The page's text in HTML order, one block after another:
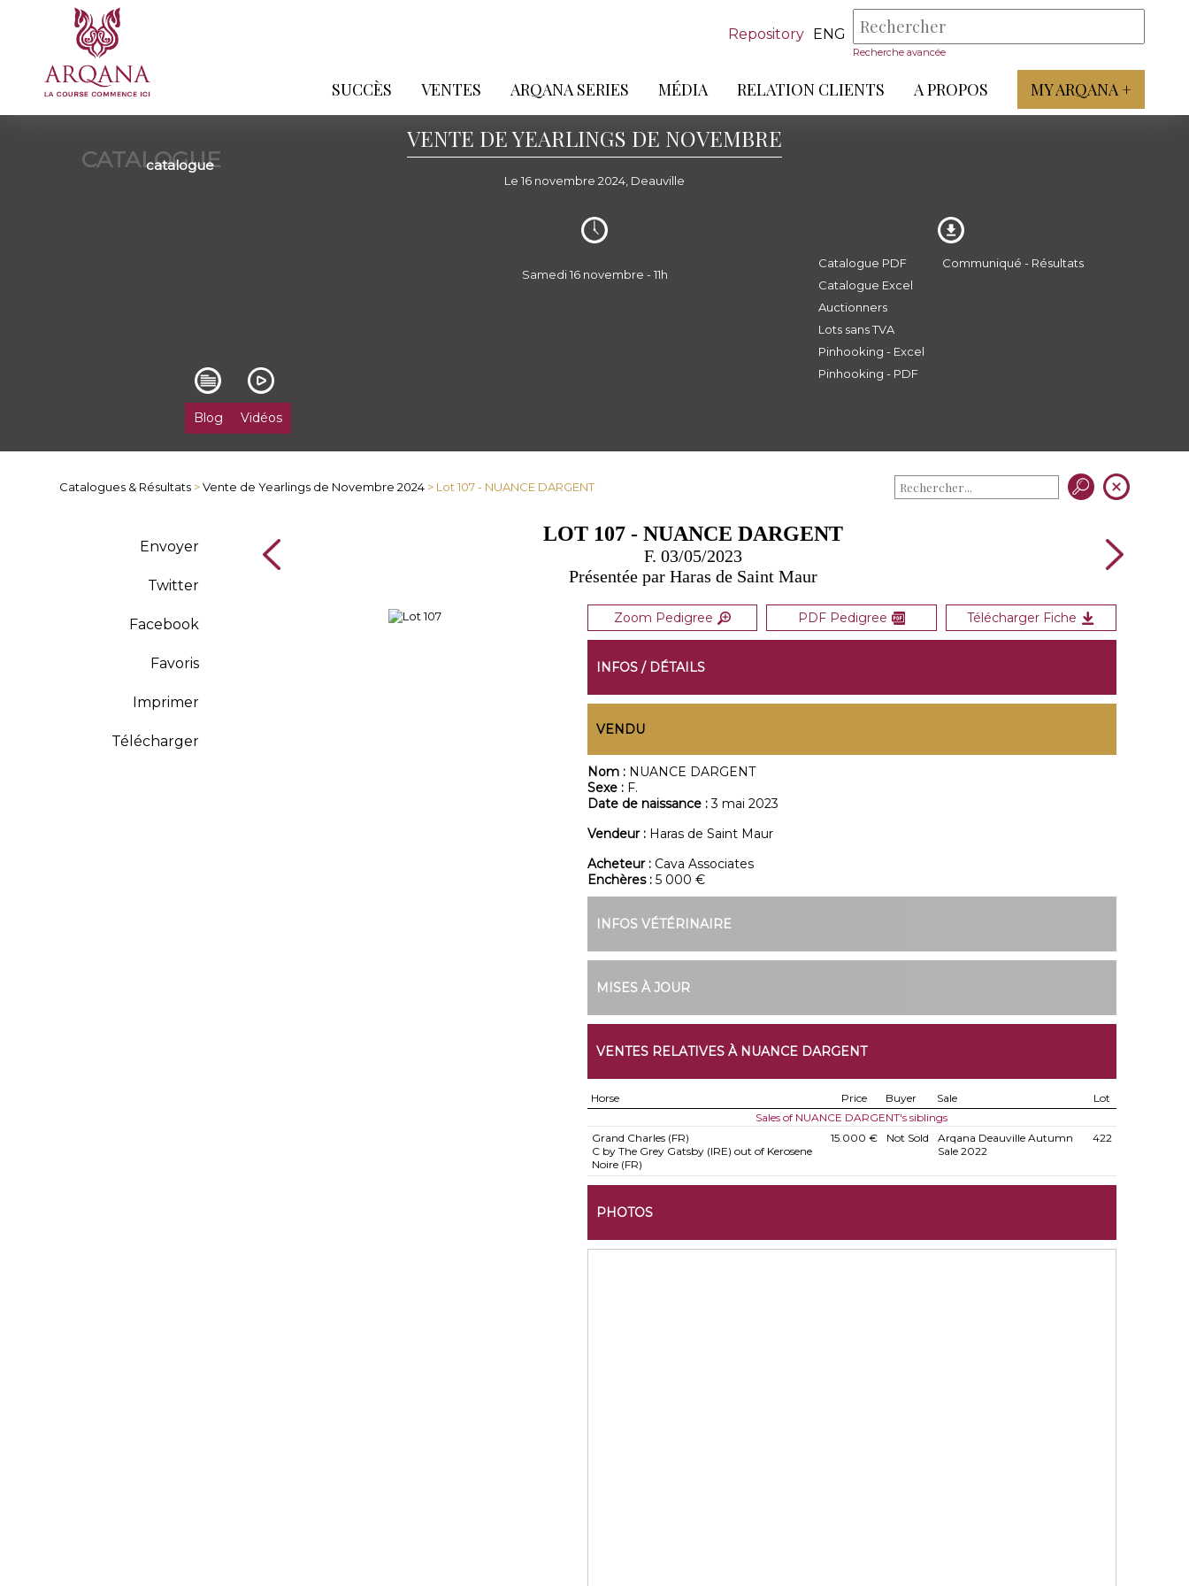
Repository ENG
Recherche avancée
SUCCÈS VENTES ARQANA SERIES MÉDIA RELATION CLIENTS A PROPOS MY ARQANA +
CATALOGUE
catalogue
VENTE DE YEARLINGS DE NOVEMBRE
Le 16 novembre 2024, Deauville
Blog Vidéos
Samedi 16 novembre - 11h
Catalogue PDF
Catalogue Excel
Auctionners
Lots sans TVA
Pinhooking - Excel
Pinhooking - PDF
Communiqué - Résultats
Catalogues & Résultats >Vente de Yearlings de Novembre 2024 > Lot 107 - NUANCE DARGENT
Envoyer
Twitter
Facebook
Favoris
Imprimer
Télécharger
LOT 107 - NUANCE DARGENT
F. 03/05/2023
Présentée par Haras de Saint Maur
Zoom Pedigree PDF Pedigree Télécharger Fiche
INFOS / DÉTAILS
VENDU
Nom : NUANCE DARGENT
Sexe : F.
Date de naissance :3 mai 2023
Vendeur : Haras de Saint Maur
Acheteur : Cava Associates
Enchères : 5 000 €
INFOS VÉTÉRINAIRE
MISES À JOUR
VENTES RELATIVES À NUANCE DARGENT
Horse Price Buyer Sale
Lot
Sales of NUANCE DARGENT's siblings
Grand Charles (FR)
C by The Grey Gatsby (IRE) out of Kerosene
Noire (FR)
15.000 € Not Sold
Arqana Deauville Autumn
Sale 2022
422
PHOTOS